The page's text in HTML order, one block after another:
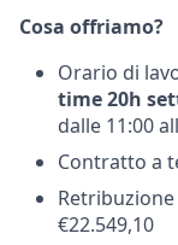
Cosa offriamo?
Orario di
time 20h
dalle 11:00
Contratto a
€22.549,10